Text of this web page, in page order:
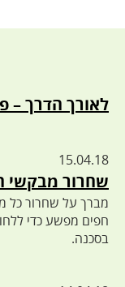
לאורך הדרך –
15.04.18
שחרור מבקשי
מברך על שחרור כל
חפים מפשע כדי
בסכנה.